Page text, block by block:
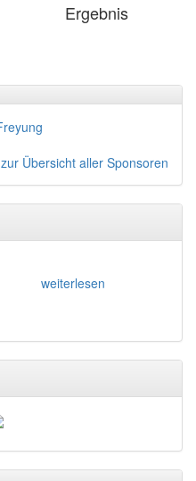
Ergebnis
zur Übersicht aller Sponsoren
weiterlesen